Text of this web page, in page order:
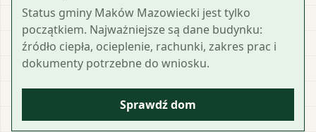
Status gminy Maków Mazowiecki jest tylko
początkiem. Najważniejsze są dane budynku:
źródło ciepła, ocieplenie, rachunki, zakres prac i
dokumenty potrzebne do wniosku.
Sprawdź dom